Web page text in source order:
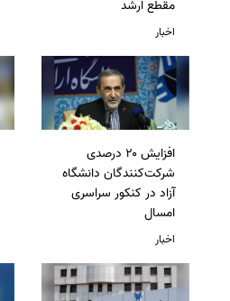
مقطع ارشد
اخبار
افزایش ۲۰ درصدی
شرکت‌کنندگان دانشگاه
آزاد در کنکور سراسری
امسال
اخبار